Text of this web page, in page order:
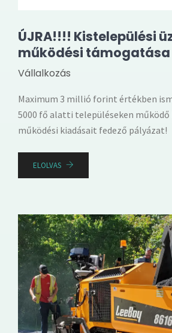
ÚJRA!!!! Kistelepülési
működési támogatása
Vállalkozás
Maximum 3 millió forint értékben
5000 fő alatti településeken
működési kiadásait fedező pályázat!
ELOLVAS